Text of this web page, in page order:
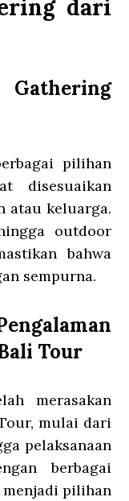
dari
Gathering
pilihan
disesuaikan
atau keluarga.
outdoor
bahwa
sempurna.
Tour
merasakan
mulai dari
pelaksanaan
berbagai
pilihan